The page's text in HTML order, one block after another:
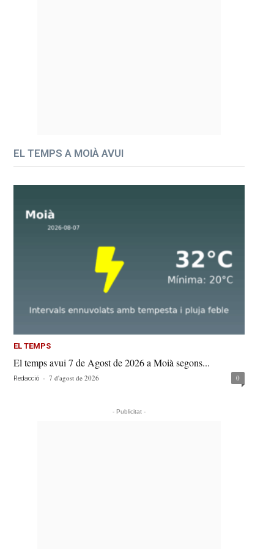
EL TEMPS A MOIÀ AVUI
EL TEMPS
El temps avui 7 de Agost de 2026 a Moià segons...
Redacció - 7 d'agost de 2026 0
- Publicitat -